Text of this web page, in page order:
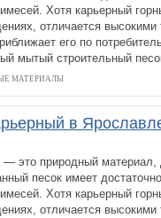
Хотя карьерный
отличается высокими
его по
мытый строительный
МАТЕРИАЛЫ
в
— это природный
песок имеет
Хотя карьерный
отличается высокими